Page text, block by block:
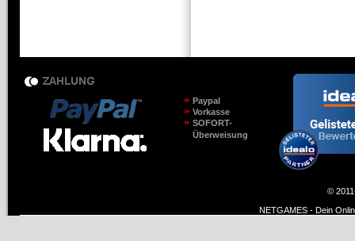
Paypal
Vorkasse
SOFORT-
Überweisung
©
NETGAMES - Dein